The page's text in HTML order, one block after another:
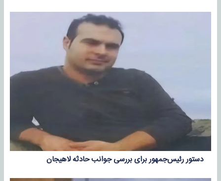
دستور رئیس‌جمهور برای بررسی جوانب حادثه لاهیجان